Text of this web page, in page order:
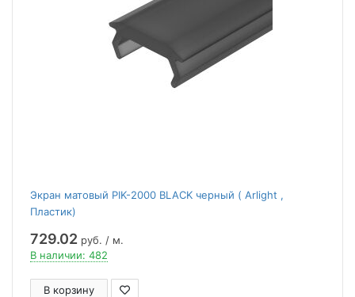
Экран матовый PIK-2000 BLACK черный ( Arlight ,
Пластик)
729.02 руб. / м.
В наличии: 482
В корзину